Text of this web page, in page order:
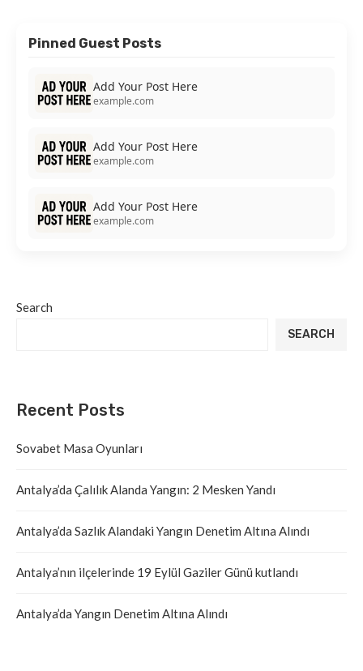
Pinned Guest Posts
Add Your Post Here
example.com
Add Your Post Here
example.com
Add Your Post Here
example.com
Search
SEARCH
Recent Posts
Sovabet Masa Oyunları
Antalya’da Çalılık Alanda Yangın: 2 Mesken Yandı
Antalya’da Sazlık Alandaki Yangın Denetim Altına Alındı
Antalya’nın ilçelerinde 19 Eylül Gaziler Günü kutlandı
Antalya’da Yangın Denetim Altına Alındı